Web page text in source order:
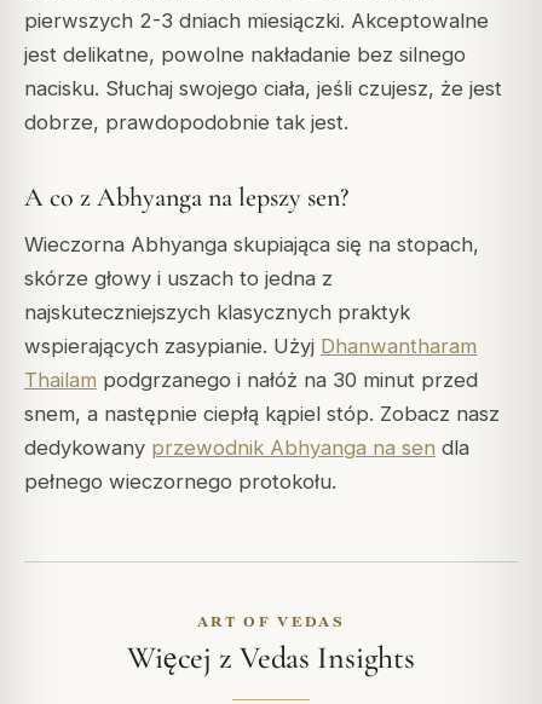
pierwszych 2-3 dniach miesiączki. Akceptowalne
jest delikatne, powolne nakładanie bez silnego
nacisku. Słuchaj swojego ciała, jeśli czujesz, że jest
dobrze, prawdopodobnie tak jest.
A co z Abhyanga na lepszy sen?
Wieczorna Abhyanga skupiająca się na stopach,
skórze głowy i uszach to jedna z
najskuteczniejszych klasycznych praktyk
wspierających zasypianie. Użyj Dhanwantharam
Thailam podgrzanego i nałóż na 30 minut przed
snem, a następnie ciepłą kąpiel stóp. Zobacz nasz
dedykowany przewodnik Abhyanga na sen dla
pełnego wieczornego protokołu.
ART OF VEDAS
Więcej z Vedas Insights